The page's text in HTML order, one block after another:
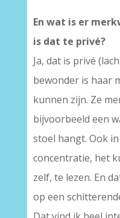
En wat is er
is dat te privé?
Ja, dat is privé
bewonder is haar
kunnen zijn. Ze
bijvoorbeeld een
stoel hangt. Ook
concentratie, het
zelf, te lezen. En
op een